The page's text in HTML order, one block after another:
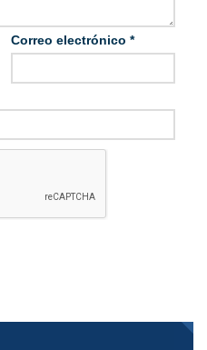
Correo electrónico *